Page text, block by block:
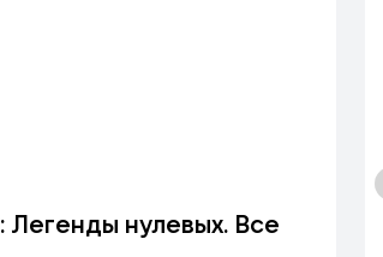
Легенды нулевых. Все